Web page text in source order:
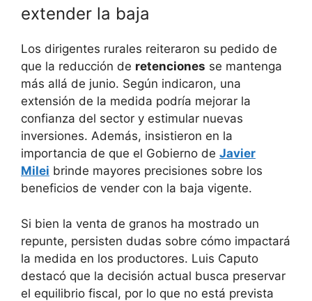
extender la baja
Los dirigentes rurales reiteraron su pedido de
que la reducción de retenciones se mantenga
más allá de junio. Según indicaron, una
extensión de la medida podría mejorar la
confianza del sector y estimular nuevas
inversiones. Además, insistieron en la
importancia de que el Gobierno de Javier
Milei brinde mayores precisiones sobre los
beneficios de vender con la baja vigente.
Si bien la venta de granos ha mostrado un
repunte, persisten dudas sobre cómo impactará
la medida en los productores. Luis Caputo
destacó que la decisión actual busca preservar
el equilibrio fiscal, por lo que no está prevista